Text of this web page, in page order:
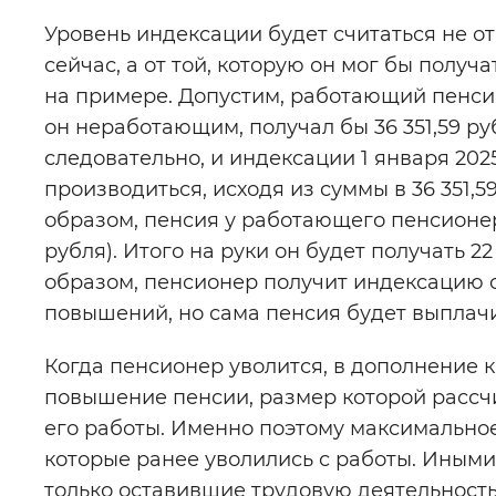
Уровень индексации будет считаться не
сейчас, а от той, которую он мог бы
на примере. Допустим, работающий
он неработающим, получал бы 36 351,59
следовательно, и индексации 1 января
производиться, исходя из суммы в 36
образом, пенсия у работающего
рубля). Итого на руки он будет получать
образом, пенсионер получит
повышений, но сама пенсия будет
Когда пенсионер уволится, в дополнение
повышение пенсии, размер которой
его работы. Именно поэтому
которые ранее уволились с работы.
только оставившие трудовую